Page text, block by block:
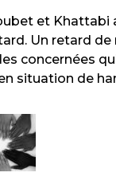
et
Un retard
concernées
situation de